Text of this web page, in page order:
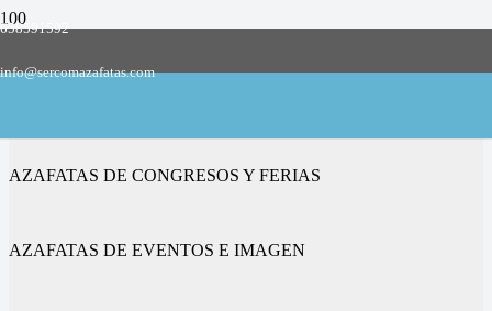
658591592
info@sercomazafatas.com
AZAFATAS DE CONGRESOS Y FERIAS
AZAFATAS DE EVENTOS E IMAGEN